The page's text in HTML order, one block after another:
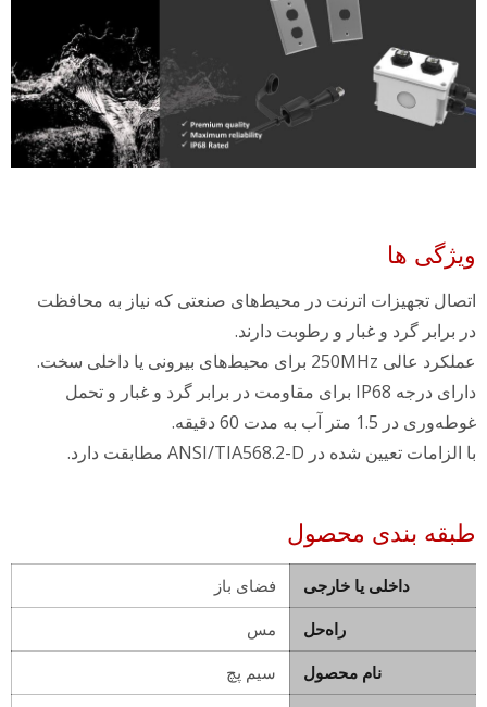
ویژگی ها
اتصال تجهیزات اترنت در محیط‌های صنعتی که نیاز به محافظت
در برابر گرد و غبار و رطوبت دارند.
عملکرد عالی 250MHz برای محیط‌های بیرونی یا داخلی سخت.
دارای درجه IP68 برای مقاومت در برابر گرد و غبار و تحمل
غوطه‌وری در 1.5 متر آب به مدت 60 دقیقه.
با الزامات تعیین شده در ANSI/TIA568.2-D مطابقت دارد.
طبقه بندی محصول
داخلی یا خارجی
فضای باز
راه‌حل
مس
نام محصول
سیم پچ